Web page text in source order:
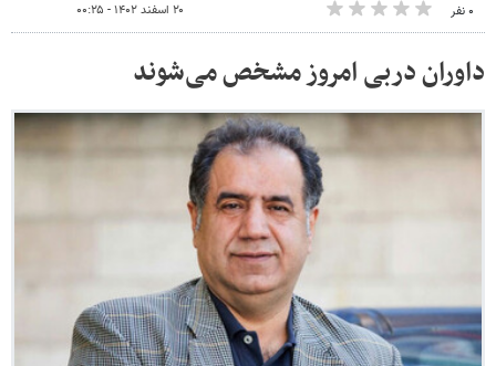
۰ نفر ۲۰ اسفند ۱۴۰۲ - ۰۰:۲۵
داوران دربی امروز مشخص می‌شوند